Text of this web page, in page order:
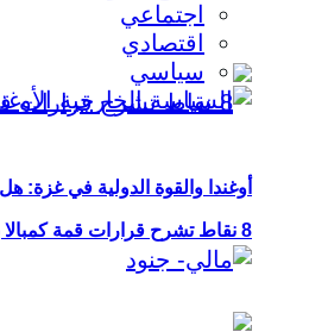
8 نقاط تشرح قرارات قمة كمبالا بشأن “بعثة أوصوم” في الصومال؟
اجتماعي
اقتصادي
سياسي
أوغندا والقوة الدولية في غزة: